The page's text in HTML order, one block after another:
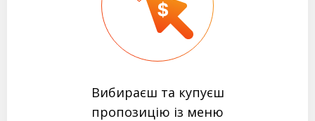
Вибираєш та купуєш
пропозицію із меню